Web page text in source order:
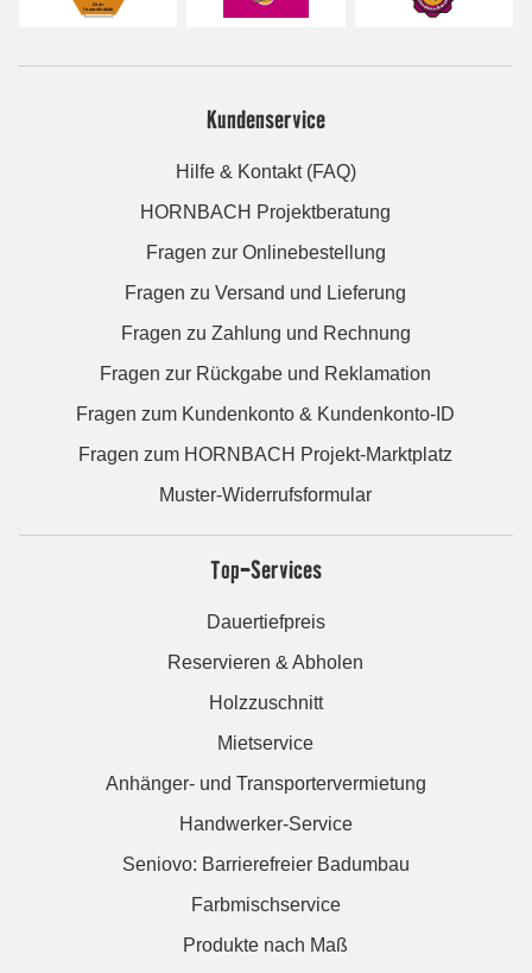
Kundenservice
Hilfe & Kontakt (FAQ)
HORNBACH Projektberatung
Fragen zur Onlinebestellung
Fragen zu Versand und Lieferung
Fragen zu Zahlung und Rechnung
Fragen zur Rückgabe und Reklamation
Fragen zum Kundenkonto & Kundenkonto-ID
Fragen zum HORNBACH Projekt-Marktplatz
Muster-Widerrufsformular
Top-Services
Dauertiefpreis
Reservieren & Abholen
Holzzuschnitt
Mietservice
Anhänger- und Transportervermietung
Handwerker-Service
Seniovo: Barrierefreier Badumbau
Farbmischservice
Produkte nach Maß